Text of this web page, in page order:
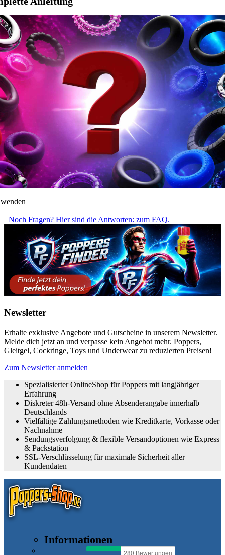
Noch Fragen? Hier sind die Antworten: zum FAQ.
Newsletter
Erhalte exklusive Angebote und Gutscheine in unserem Newsletter.
Melde dich jetzt an und verpasse kein Angebot mehr. Poppers,
Gleitgel, Cockringe, Toys und Underwear zu reduzierten Preisen!
Zum Newsletter anmelden
Spezialisierter OnlineShop für Poppers mit langjähriger
Erfahrung
Diskreter 48h-Versand ohne Absenderangabe innerhalb
Deutschlands
Vielfältige Zahlungsmethoden wie Kreditkarte, Vorkasse oder
Nachnahme
Sendungsverfolgung & flexible Versandoptionen wie Express
& Packstation
SSL-Verschlüsselung für maximale Sicherheit aller
Kundendaten
Informationen